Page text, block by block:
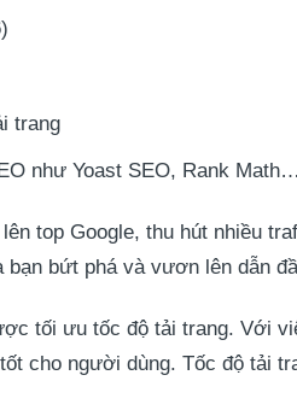
trang
như Yoast SEO, Rank Math…
top Google, thu hút nhiều
bạn bứt phá và vươn lên dẫn
tối ưu tốc độ tải trang. Với
cho người dùng. Tốc độ tải